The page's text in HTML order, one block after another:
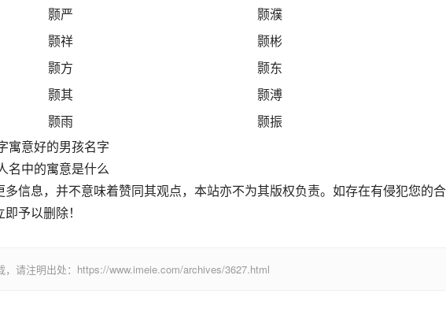
颢严
颢濮
颢祥
颢彬
颢方
颢东
颢其
颢溥
颢雨
颢振
寓意好的男孩名字
名中的寓意是什么
信息，并不意味着赞同其观点，本站亦不为其版权负责。如存在有侵犯您的
予以删除！
，请注明出处：https://www.imeie.com/archives/3627.html